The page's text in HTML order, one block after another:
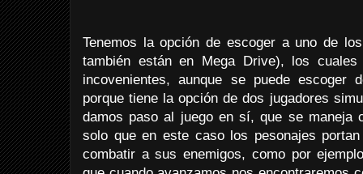
Tenemos la opción de escoger a uno de
también están en Mega Drive), los
incovenientes, aunque se puede
porque tiene la opción de dos jugadores
damos paso al juego en sí, que se maneja
solo que en este caso los pesonajes
combatir a sus enemigos, como por